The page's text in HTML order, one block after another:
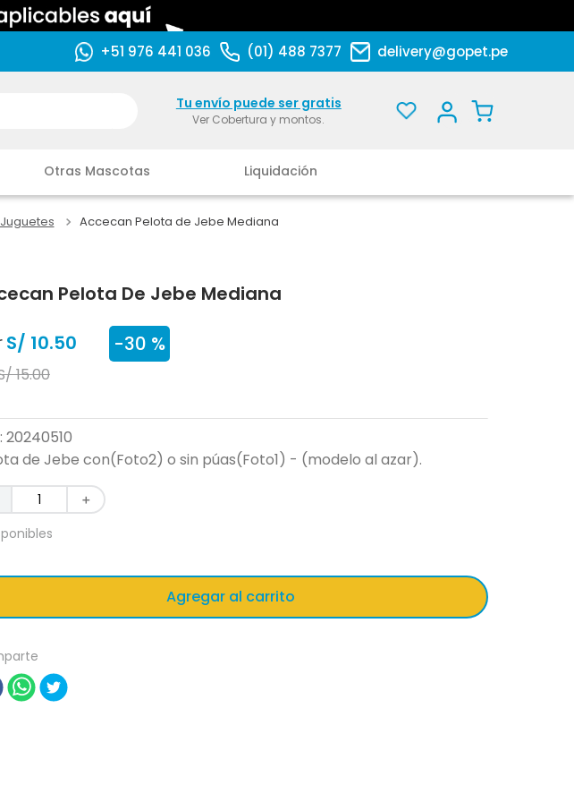
+51 976 441 036 (01) 488 7377 delivery@gopet.pe
Tu envío puede ser gratis
Ver Cobertura y montos.
Otras Mascotas Liquidación
Juguetes Accecan Pelota de Jebe Mediana
Pelota De Jebe Mediana
15.00
S/ 10.50 -30 %
: 20240510
de Jebe con(Foto2) o sin púas(Foto1) - (modelo al azar).
＋
Agregar al carrito